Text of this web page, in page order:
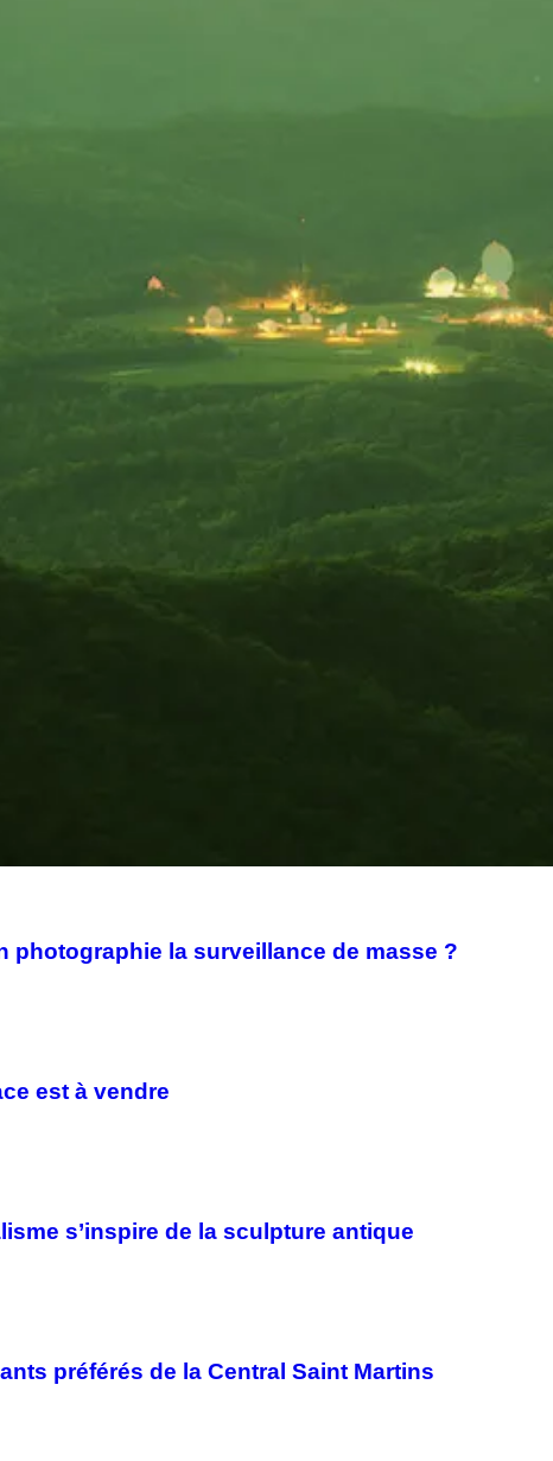
photographie la surveillance de masse ?
est à vendre
s’inspire de la sculpture antique
préférés de la Central Saint Martins